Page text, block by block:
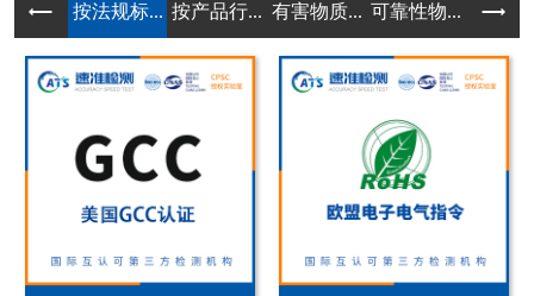
按法规标... 按产品行... 有害物质... 可靠性物... 实验